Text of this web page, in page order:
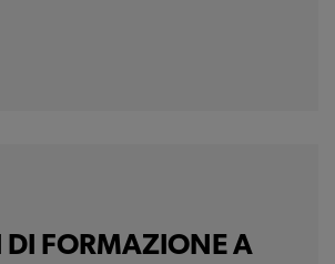
DI FORMAZIONE A